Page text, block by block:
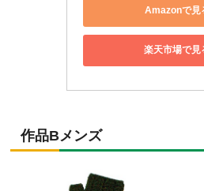
Amazonで見
楽天市場で見
作品Bメンズ